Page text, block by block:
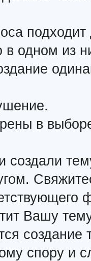
в одном из
в
создали
Вашу
спору и